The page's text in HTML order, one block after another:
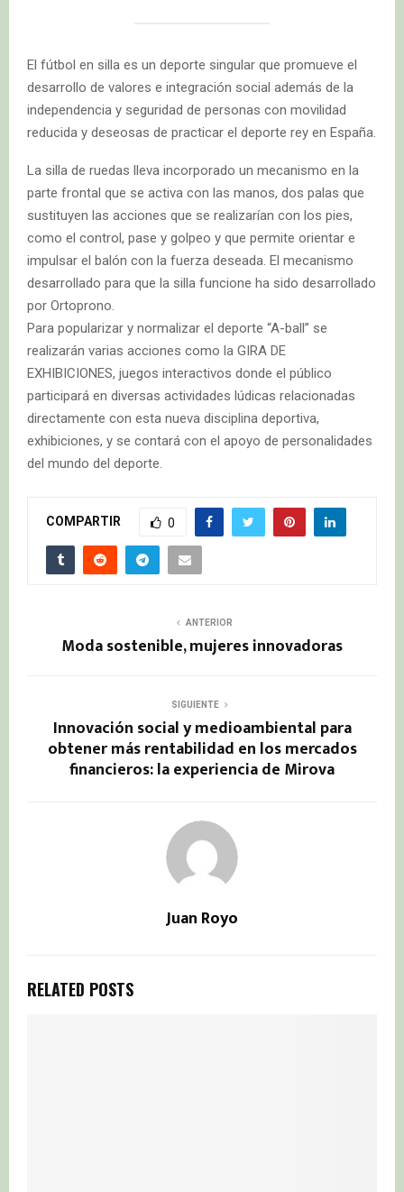
El fútbol en silla es un deporte singular que promueve el
desarrollo de valores e integración social además de la
independencia y seguridad de personas con movilidad
reducida y deseosas de practicar el deporte rey en España.
La silla de ruedas lleva incorporado un mecanismo en la
parte frontal que se activa con las manos, dos palas que
sustituyen las acciones que se realizarían con los pies,
como el control, pase y golpeo y que permite orientar e
impulsar el balón con la fuerza deseada. El mecanismo
desarrollado para que la silla funcione ha sido desarrollado
por Ortoprono.
Para popularizar y normalizar el deporte “A-ball” se
realizarán varias acciones como la GIRA DE
EXHIBICIONES, juegos interactivos donde el público
participará en diversas actividades lúdicas relacionadas
directamente con esta nueva disciplina deportiva,
exhibiciones, y se contará con el apoyo de personalidades
del mundo del deporte.
COMPARTIR 0
ANTERIOR
Moda sostenible, mujeres innovadoras
SIGUIENTE
Innovación social y medioambiental para
obtener más rentabilidad en los mercados
financieros: la experiencia de Mirova
Juan Royo
RELATED POSTS